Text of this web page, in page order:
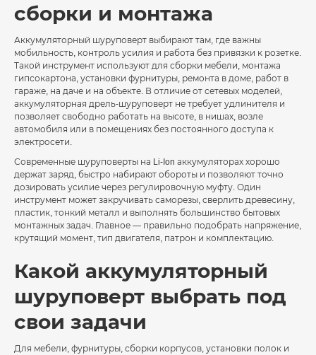
сборки и монтажа
Аккумуляторный шуруповерт выбирают там, где важны
мобильность, контроль усилия и работа без привязки к розетке.
Такой инструмент используют для сборки мебели, монтажа
гипсокартона, установки фурнитуры, ремонта в доме, работ в
гараже, на даче и на объекте. В отличие от сетевых моделей,
аккумуляторная дрель-шуруповерт не требует удлинителя и
позволяет свободно работать на высоте, в нишах, возле
автомобиля или в помещениях без постоянного доступа к
электросети.
Современные шуруповерты на Li-Ion аккумуляторах хорошо
держат заряд, быстро набирают обороты и позволяют точно
дозировать усилие через регулировочную муфту. Один
инструмент может закручивать саморезы, сверлить древесину,
пластик, тонкий металл и выполнять большинство бытовых
монтажных задач. Главное — правильно подобрать напряжение,
крутящий момент, тип двигателя, патрон и комплектацию.
Какой аккумуляторный
шуруповерт выбрать под
свои задачи
Для мебели, фурнитуры, сборки корпусов, установки полок и